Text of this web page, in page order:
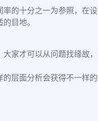
的十分之一为参照，在
目地。
家才可以从问题找缘故
层面分析会获得不一样